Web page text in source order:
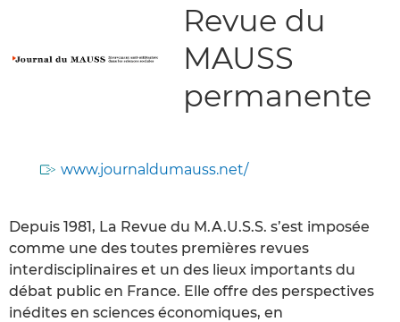
Revue du
MAUSS
permanente
www.journaldumauss.net/
Depuis 1981, La Revue du M.A.U.S.S. s’est imposée
comme une des toutes premières revues
interdisciplinaires et un des lieux importants du
débat public en France. Elle offre des perspectives
inédites en sciences économiques, en